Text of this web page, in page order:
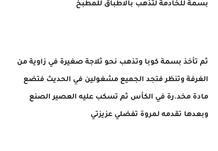
بسمة للخادمة لتذهب بالاطباق للمطبخ
ثم تأخذ بسمة كوبا وتذهب نحو ثلاجة صغيرة في زاوية من
الغرفة وتنظر فتجد الجميع مشغولين في الحديث فتضع
مادة مخد.رة في الكأس ثم تسكب عليه العصير الصنع
وبعدها تقدمه لمروة تفضلي عزيزتي